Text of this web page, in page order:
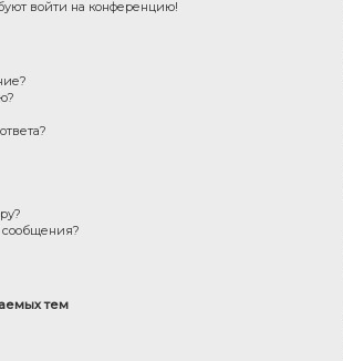
войти на конференцию!
сообщения?
тем